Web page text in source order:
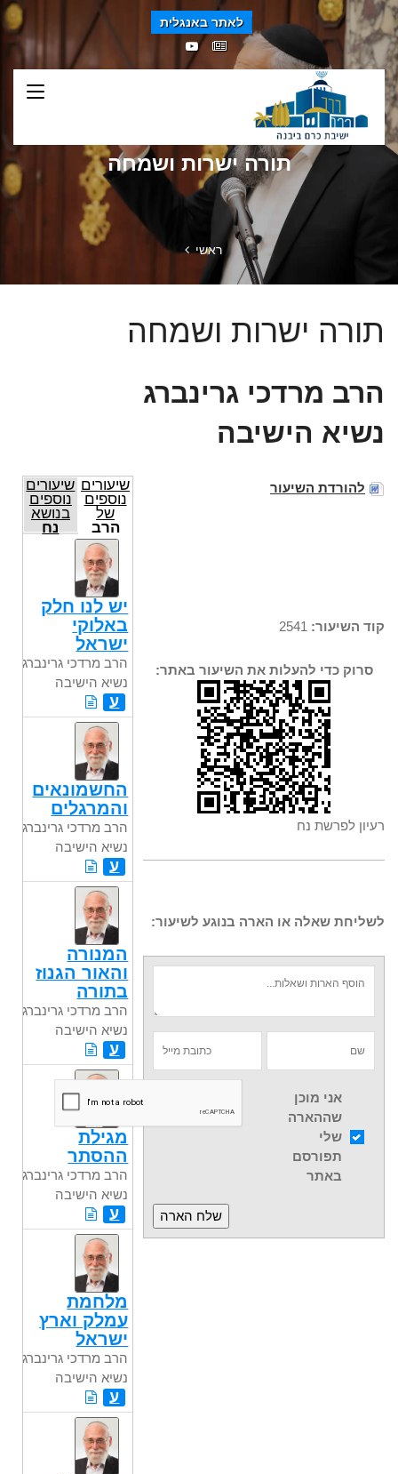
לאתר באנגלית
תורה ישרות ושמחה
ראשי
תורה ישרות ושמחה
הרב מרדכי גרינברג
נשיא הישיבה
להורדת השיעור
קוד השיעור:
סרוק כדי להעלות את השיעור באתר:
רעיון לפרשת נח
לשליחת שאלה או הארה בנוגע לשיעור:
אני מוכן
שההארה
שלי
תפורסם
באתר
שיעורים
נוספים
של
הרב
מרדכי
גרינברג
נשיא
הישיבה
שיעורים
נוספים
בנושא
נח
יש לנו חלק
באלוקי
ישראל
הרב מרדכי גרינברג
נשיא הישיבה
ע
החשמונאים
והמרגלים
הרב מרדכי גרינברג
נשיא הישיבה
ע
המנורה
והאור הגנוז
בתורה
הרב מרדכי גרינברג
נשיא הישיבה
ע
מגילת
ההסתר
הרב מרדכי גרינברג
נשיא הישיבה
ע
מלחמת
עמלק וארץ
ישראל
הרב מרדכי גרינברג
נשיא הישיבה
ע